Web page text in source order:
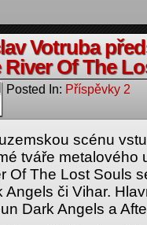
Votruba
River Of The
Posted In: Příspěvky 2
scénu
tváře metalového
Of The Lost Souls
Angels či Vihar.
Dark Angels a